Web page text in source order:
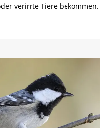
verirrte Tiere bekommen.